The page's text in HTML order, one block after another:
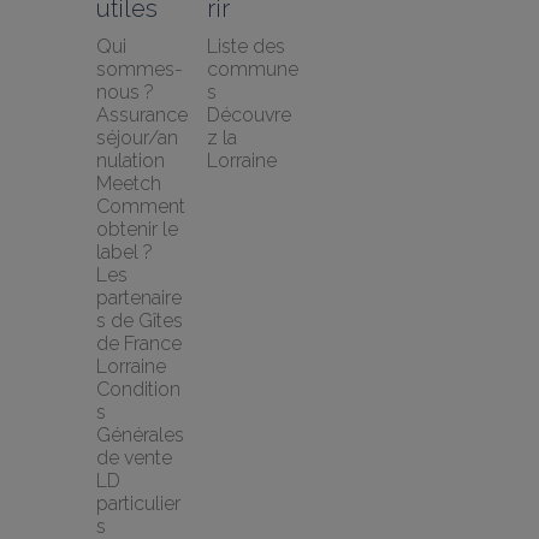
utiles
Qui
sommes-
nous ?
Assurance
séjour/an
nulation
Meetch
Comment
obtenir le
label ?
Les
partenaire
s de Gîtes
de France
Lorraine
Condition
s
Générales
de vente
LD
particulier
s
rir
Liste des
commune
s
Découvre
z la
Lorraine